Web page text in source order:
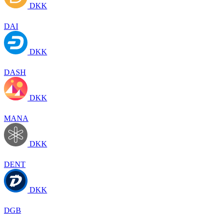
DKK
DAI
DKK
DASH
DKK
MANA
DKK
DENT
DKK
DGB